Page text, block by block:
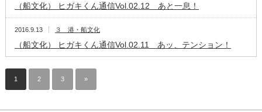
（船文化） ヒガキくん通信Vol.02.12 あと一息！
2016.9.13 ３ 港・船文化
（船文化） ヒガキくん通信Vol.02.11 あッ、テンション！
1 2 3 »